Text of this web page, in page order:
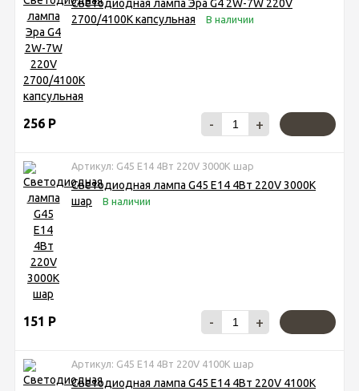
Светодиодная лампа Эра G4 2W-7W 220V
2700/4100K капсульная
В наличии
256 Р - +
Артикул: G45 E14 4Вт 220V 3000K шар
Светодиодная лампа G45 E14 4Вт 220V 3000K
шар
В наличии
151 Р - +
Артикул: G45 E14 4Вт 220V 4100K шар
Светодиодная лампа G45 E14 4Вт 220V 4100K